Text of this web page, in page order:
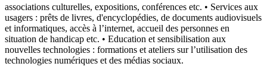
associations culturelles, expositions, conférences etc. • Services aux
usagers : prêts de livres, d'encyclopédies, de documents audiovisuels
et informatiques, accès à l’internet, accueil des personnes en
situation de handicap etc. • Education et sensibilisation aux
nouvelles technologies : formations et ateliers sur l’utilisation des
technologies numériques et des médias sociaux.